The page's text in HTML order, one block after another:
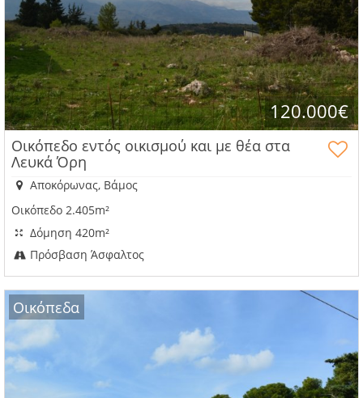
120.000€
Οικόπεδο εντός οικισμού και με θέα στα
Λευκά Όρη
Αποκόρωνας, Βάμος
Οικόπεδο 2.405m²
Δόμηση 420m²
Πρόσβαση Άσφαλτος
Οικόπεδα
πλεονεκτήματα